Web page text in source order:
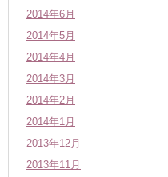
2014年6月
2014年5月
2014年4月
2014年3月
2014年2月
2014年1月
2013年12月
2013年11月